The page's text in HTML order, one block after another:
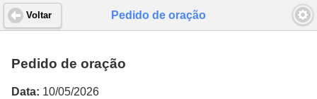
Pedido de oração
Voltar
Pedido de oração
Data: 10/05/2026